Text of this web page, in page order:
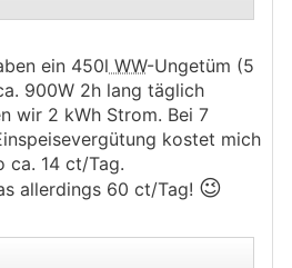
.. ein 450l WW-Ungetüm (5
900W 2h lang täglich
wir 2 kWh Strom. Bei 7
kostet mich
ca. 14 ct/Tag.
allerdings 60 ct/Tag! 😉